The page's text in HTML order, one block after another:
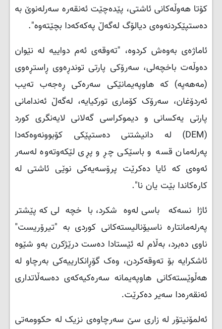
کۆتا هەوڵەکانی ئاشتی، پێدەچێت ئەنقەرە سەرلەنوێ بە
دەستپێکردنەوەی دیالۆگ لەگەڵ پەکەکەدا بچێتەوە".
ئاماژەی بەوەش کردوە، "تەوقەی ئەم دواییە لە نێوان
دەوڵەت باخچەلی، سەرۆکی پارتی توندڕەوی ڕاستڕەوی
(مەهەپە) کە هاوپەیمانێکی سەرەکی ڕەجەب تەیب
ئەردۆغان، سەرۆک کۆماری تورکیایە، لەگەڵ ئەندامانی
پارتی یەکسانی و دیموکراسی گەلانی لایەنگری کورد
(DEM) لە دانیشتنی دەستپێکی کۆبوونەوەکەدا
پەرلەمان قسە و باسێکی چڕ و پڕی لێکەوتەوە لەسەر
ئەوەی کە ئایا دەکرێت پرۆسەیەکی نوێی ئاشتی لە
کارەکاندا بێت یان نا".
ئاژانسەکە باسی لەوەشکرد، باخچەلی کە پێشتر
پەرلەمانتارە ناسیۆنالیستەکانی کوردی بە "تیرۆریست"
ناوی دەبرد، بەڵام لە ئێستادا دەست درێژکرن بەو شێوە
ئاشکرایە بۆ تەوقەکردن، وەک گۆڕانکارییەکی بەرچاو لە
هەڵوێستەکانی هاوپەیمانە سەرەکیەکەی دەسەڵاتداری
ئەنقەرەدا سەیر دەکرێت.
ئەلمۆنیتۆر لە زاری سێ سەرچاوەی نزیک لە حکوومەتی